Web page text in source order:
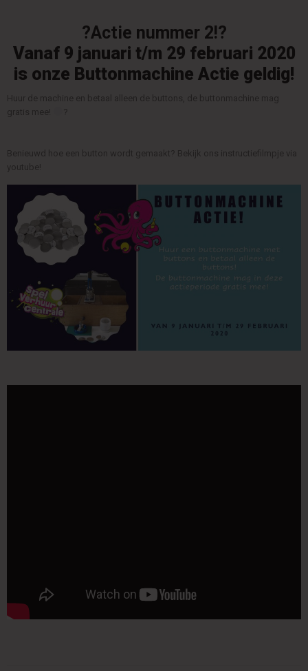
?Actie nummer 2!?
Vanaf 9 januari t/m 29 februari 2020
is onze Buttonmachine Actie geldig!
Huur de machine en betaal alleen de buttons, de buttonmachine mag
gratis mee!
?
Benieuwd hoe een button wordt gemaakt? Bekijk ons instructiefilmpje via
youtube!